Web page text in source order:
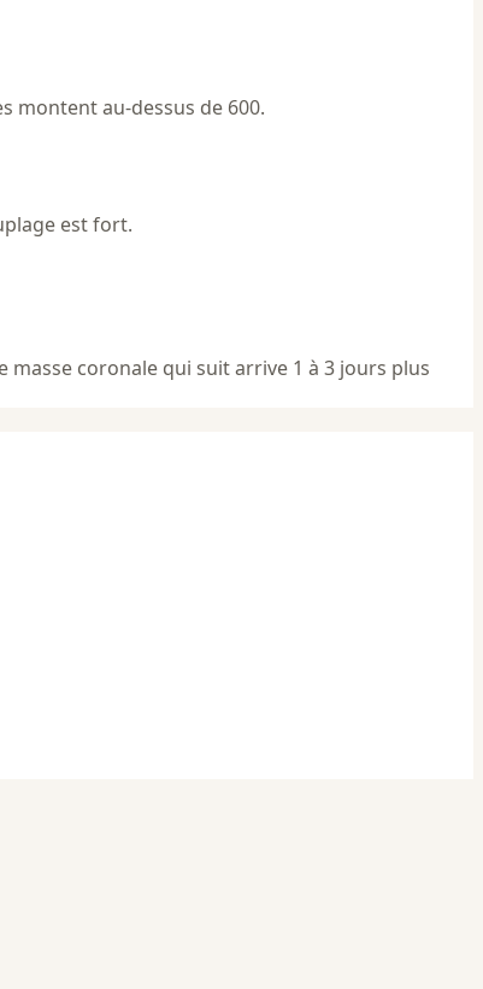
montent au-dessus de 600.
est fort.
coronale qui suit arrive 1 à 3 jours plus